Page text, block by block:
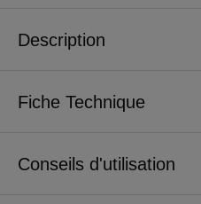
Description
Fiche Technique
Conseils d'utilisation